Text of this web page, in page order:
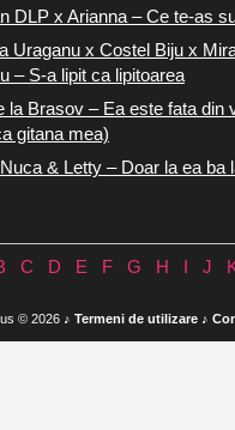
DLP x Arianna – Ce te-as
Uraganu x Costel Biju x
– S-a lipit ca lipitoarea
la Brasov – Ea este fata din
gitana mea)
& Letty – Doar la ea ba
C D E F G H J
© 2026 ♪ Termeni de utilizare ♪